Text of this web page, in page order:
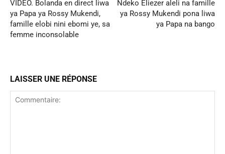
VIDEO. Bolanda en direct liwa
ya Papa ya Rossy Mukendi,
famille elobi nini ebomi ye, sa
femme inconsolable
Ndeko Eliezer aleli na famille
ya Rossy Mukendi pona liwa
ya Papa na bango
LAISSER UNE RÉPONSE